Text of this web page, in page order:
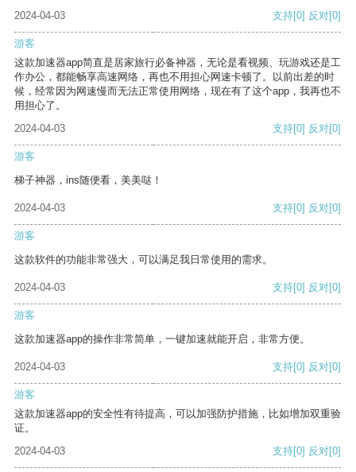
2024-04-03
支持[0] 反对[0]
游客
这款加速器app简直是居家旅行必备神器，无论是看视频、玩游戏还是工
作办公，都能畅享高速网络，再也不用担心网速卡顿了。以前出差的时
候，经常因为网速慢而无法正常使用网络，现在有了这个app，我再也不
用担心了。
2024-04-03
支持[0] 反对[0]
游客
梯子神器，ins随便看，美美哒！
2024-04-03 支持[0] 反对[0]
游客
这款软件的功能非常强大，可以满足我日常使用的需求。
2024-04-03 支持[0] 反对[0]
游客
这款加速器app的操作非常简单，一键加速就能开启，非常方便。
2024-04-03 支持[0] 反对[0]
游客
这款加速器app的安全性有待提高，可以加强防护措施，比如增加双重验
证。
2024-04-03
支持[0] 反对[0]